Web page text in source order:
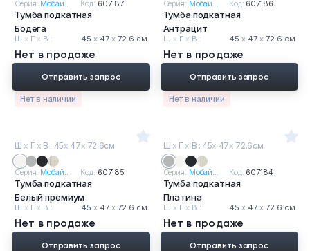
Серия: Мобай... Код: 607187
Тумба подкатная
Бодега
Ш х Г х В : 45 х47 х72.6 см
Нет в продаже
Нет в наличии
Отправить запрос
Серия: Мобай... Код: 607186
Тумба подкатная
Антрацит
Ш х Г х В : 45 х 47 х 72.6 см
Нет в продаже
Нет в наличии
Отправить запрос
Ш х Г х В : 45х 47х 72.6см
Серия: Мобай... Код: 607185
Тумба подкатная
Белый премиум
Ш х Г х В : 45 х47 х72.6 см
Нет в продаже
Отправить запрос
Ш х Г х В : 45х 47х 72.6см
Серия: Мобай... Код: 607184
Тумба подкатная
Платина
Ш х Г х В : 45 х 47 х 72.6 см
Нет в продаже
Отправить запрос